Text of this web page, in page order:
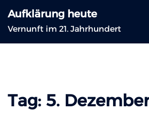
Inhalt
springen
Aufklärung heute
Vernunft im 21. Jahrhundert
Tag: 5.